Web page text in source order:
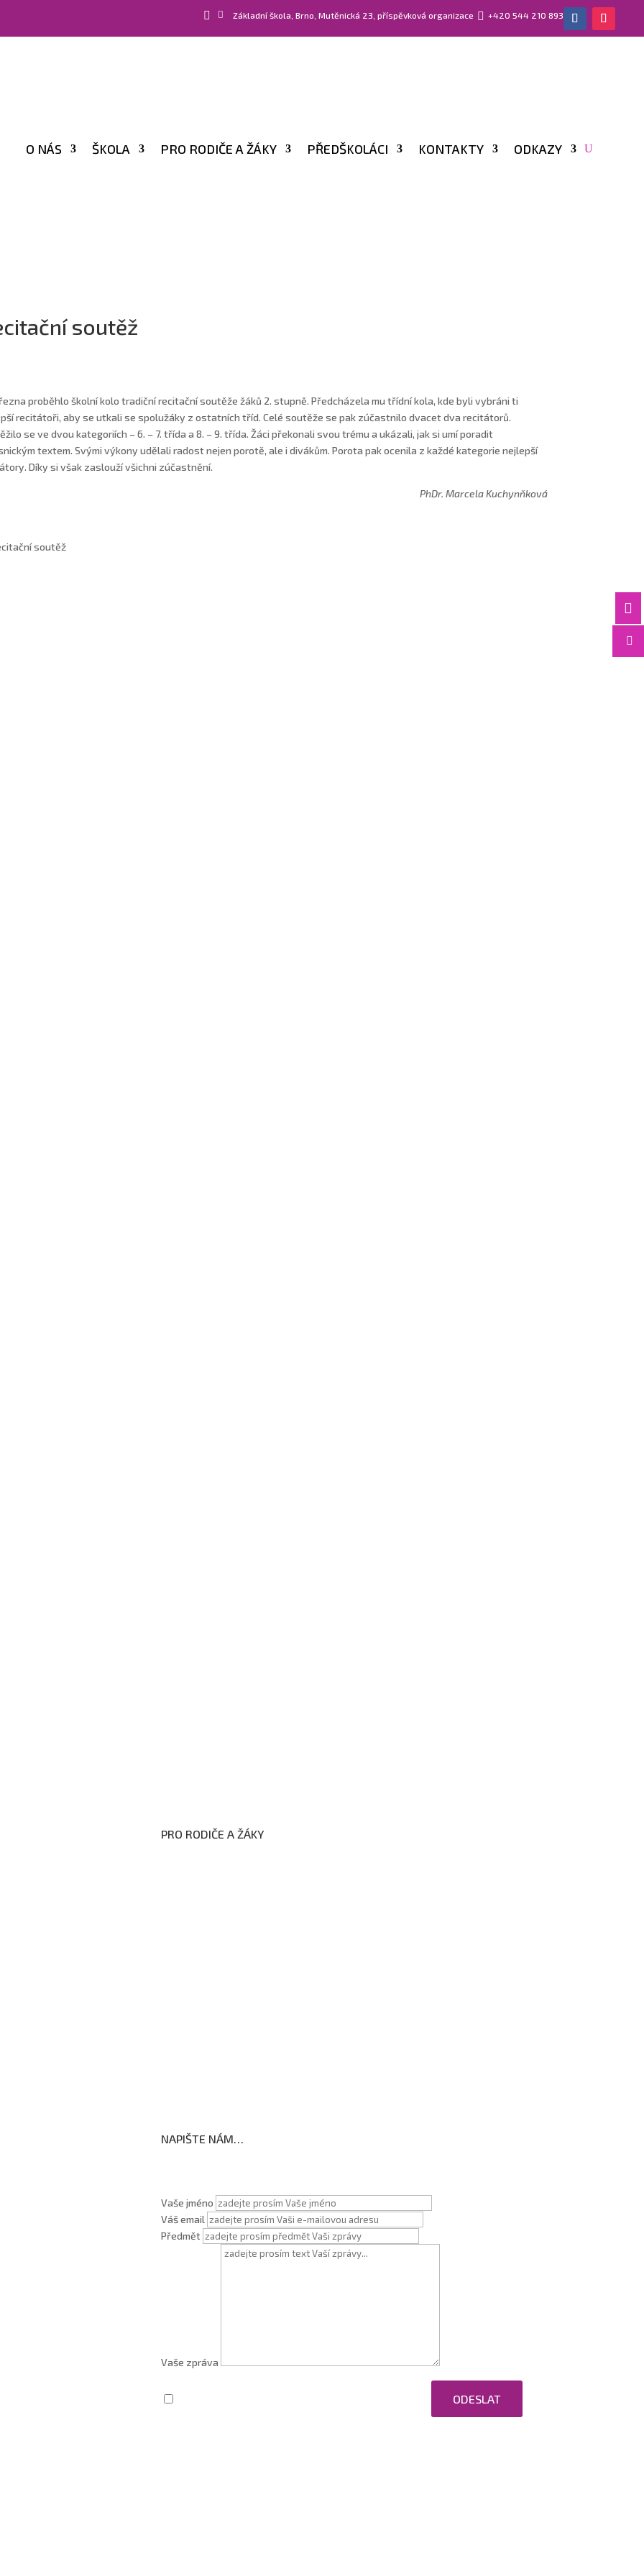
  Základní škola, Brno, Mutěnická 23, příspěvková organizace  +420 544 210 893
O NÁS ŠKOLA PRO RODIČE A ŽÁKY PŘEDŠKOLÁCI KONTAKTY ODKAZY


soutěž
proběhlo školní kolo tradiční recitační soutěže žáků 2. stupně. Předcházela mu třídní kola, kde byli vybráni ti
recitátoři, aby se utkali se spolužáky z ostatních tříd. Celé soutěže se pak zúčastnilo dvacet dva recitátorů.
se ve dvou kategoriích – 6. – 7. třída a 8. – 9. třída. Žáci překonali svou trému a ukázali, jak si umí poradit
textem. Svými výkony udělali radost nejen porotě, ale i divákům. Porota pak ocenila z každé kategorie nejlepší
Díky si však zaslouží všichni zúčastnění.
PhDr. Marcela Kuchynňková
PRO RODIČE A ŽÁKY
NAPIŠTE NÁM…
Vaše jméno
Váš email
Předmět
Vaše zpráva
ODESLAT